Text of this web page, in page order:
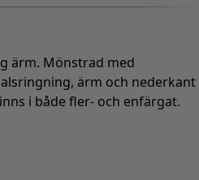
ärm. Mönstrad med
ärm och nederkant
i både fler- och enfärgat.